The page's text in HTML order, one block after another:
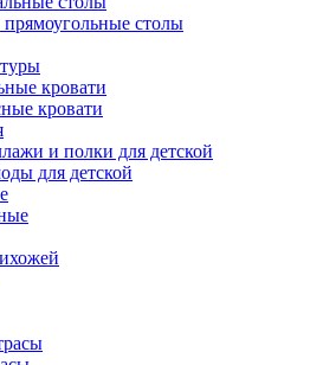
столы
кровати
кровати
и полки для детской
для детской